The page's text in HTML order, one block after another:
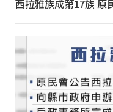
西拉雅族成第17族 原